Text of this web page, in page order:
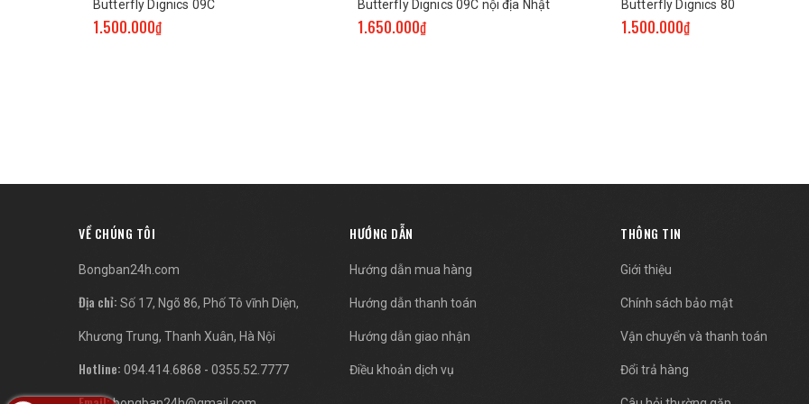
Butterfly Dignics 09C
1.500.000₫
Butterfly Dignics 09C nội địa Nhật
1.650.000₫
Butterfly Dignics 80
1.500.000₫
VỀ CHÚNG TÔI
Bongban24h.com
Địa chỉ: Số 17, Ngõ 86, Phố Tô vĩnh Diện,
Khương Trung, Thanh Xuân, Hà Nội
Hotline: 094.414.6868 - 0355.52.7777
HƯỚNG DẪN
Hướng dẫn mua hàng
Hướng dẫn thanh toán
Hướng dẫn giao nhận
Điều khoản dịch vụ
THÔNG TIN
Giới thiệu
Chính sách bảo mật
Vận chuyển và thanh toán
Đổi trả hàng